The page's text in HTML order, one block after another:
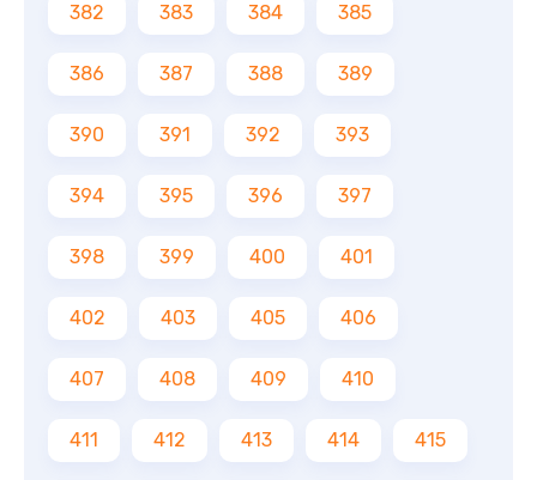
382 383 384 385
386 387 388 389
390 391 392 393
394 395 396 397
398 399 400 401
402 403 405 406
407 408 409 410
411 412 413 414 415